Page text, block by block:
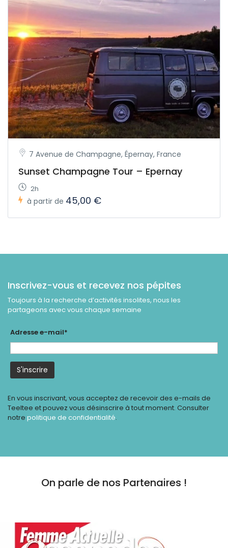
7 Avenue de Champagne, Épernay, France
Sunset Champagne Tour – Epernay
2h
à partir de 45,00 €
Inscrivez-vous et recevez nos pépites
Toujours à la recherche d’activités insolites, nous les
partageons avec vous chaque semaine
Adresse e-mail*
En vous inscrivant, vous acceptez de recevoir des e-mails de
Teeltee et pouvez vous désinscrire à tout moment. Consulter
notre politique de confidentialité.
On parle de nos Partenaires !